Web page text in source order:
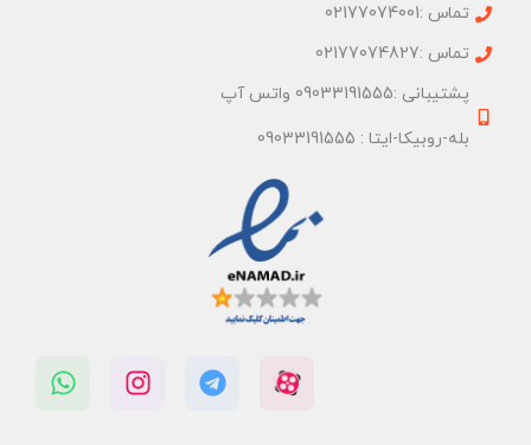
تماس :02177074001
تماس :02177074827
پشتیبانی :09033191555 واتس آپ
بله-روبیکا-ایتا : 09033191555